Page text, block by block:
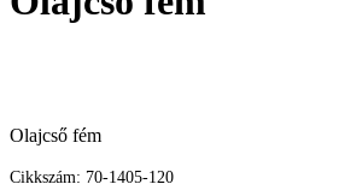
Olajcső fém
Cikkszám: 70-1405-120